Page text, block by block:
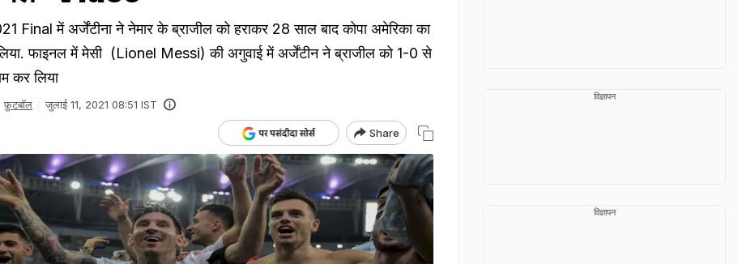
Final में अर्जेंटीना ने नेमार के ब्राजील को हराकर 28 साल बाद कोपा अमेरिका का
फाइनल में मेसी (Lionel Messi) की अगुवाई में अर्जेंटीन ने ब्राजील को 1-0 से
कर लिया
फ़ुटबॉल जुलाई 11, 2021 08:51 IST
Share
विज्ञापन
विज्ञापन